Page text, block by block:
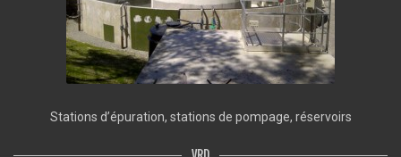
Stations d’épuration, stations de pompage, réservoirs